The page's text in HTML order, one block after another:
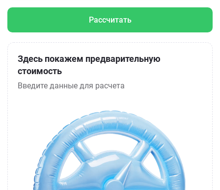
Рассчитать
Здесь покажем предварительную
стоимость
Введите данные для расчета